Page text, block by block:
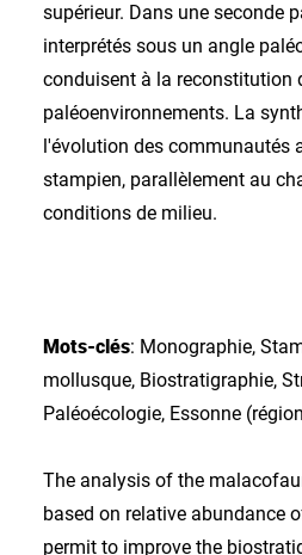
supérieur. Dans une seconde
interprétés sous un angle
conduisent à la reconstitution
paléoenvironnements. La
l'évolution des communautés
stampien, parallèlement au
conditions de milieu.
Mots-clés: Monographie,
mollusque, Biostratigraphie,
Paléoécologie, Essonne
The analysis of the
based on relative abundance
permit to improve the